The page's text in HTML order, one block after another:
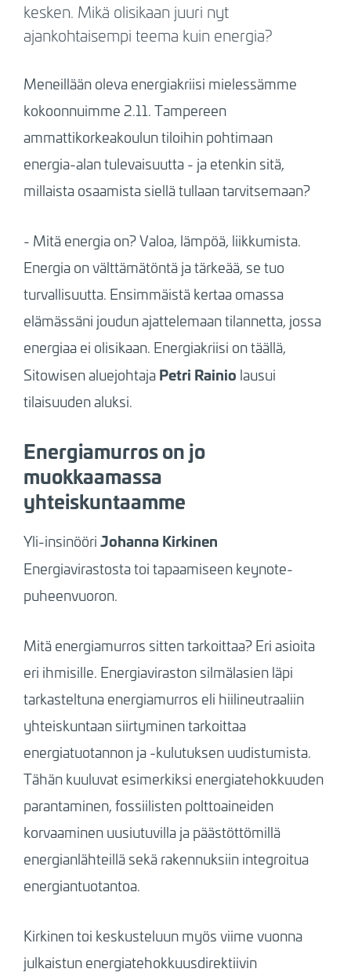
kesken. Mikä olisikaan juuri nyt
ajankohtaisempi teema kuin energia?
Meneillään oleva energiakriisi mielessämme
kokoonnuimme 2.11. Tampereen
ammattikorkeakoulun tiloihin pohtimaan
energia-alan tulevaisuutta - ja etenkin sitä,
millaista osaamista siellä tullaan tarvitsemaan?
- Mitä energia on? Valoa, lämpöä, liikkumista.
Energia on välttämätöntä ja tärkeää, se tuo
turvallisuutta. Ensimmäistä kertaa omassa
elämässäni joudun ajattelemaan tilannetta, jossa
energiaa ei olisikaan. Energiakriisi on täällä,
Sitowisen aluejohtaja Petri Rainio lausui
tilaisuuden aluksi.
Energiamurros on jo
muokkaamassa
yhteiskuntaamme
Yli-insinööri Johanna Kirkinen
Energiavirastostatoi tapaamiseen keynote-
puheenvuoron.
Mitä energiamurros sitten tarkoittaa? Eri asioita
eri ihmisille. Energiaviraston silmälasien läpi
tarkasteltuna energiamurros eli hiilineutraaliin
yhteiskuntaan siirtyminen tarkoittaa
energiatuotannon ja -kulutuksen uudistumista.
Tähän kuuluvat esimerkiksi energiatehokkuuden
parantaminen, fossiilisten polttoaineiden
korvaaminen uusiutuvilla ja päästöttömillä
energianlähteillä sekä rakennuksiin integroitua
energiantuotantoa.
Kirkinen toi keskusteluun myös viime vuonna
julkaistun energiatehokkuusdirektiivin